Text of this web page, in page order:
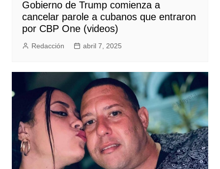
Gobierno de Trump comienza a
cancelar parole a cubanos que entraron
por CBP One (videos)
Redacción abril 7, 2025